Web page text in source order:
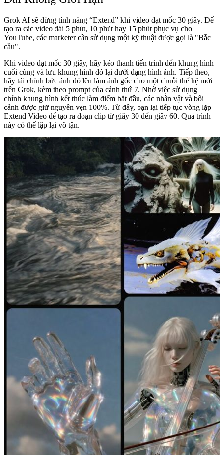
Grok AI sẽ dừng tính năng “Extend” khi video đạt mốc 30 giây. Để
tạo ra các video dài 5 phút, 10 phút hay 15 phút phục vụ cho
YouTube, các marketer cần sử dụng một kỹ thuật được gọi là "Bắc
cầu".
Khi video đạt mốc 30 giây, hãy kéo thanh tiến trình đến khung hình
cuối cùng và lưu khung hình đó lại dưới dạng hình ảnh. Tiếp theo,
hãy tải chính bức ảnh đó lên làm ảnh gốc cho một chuỗi thế hệ mới
trên Grok, kèm theo prompt của cảnh thứ 7. Nhờ việc sử dụng
chính khung hình kết thúc làm điểm bắt đầu, các nhân vật và bối
cảnh được giữ nguyên vẹn 100%. Từ đây, bạn lại tiếp tục vòng lặp
Extend Video để tạo ra đoạn clip từ giây 30 đến giây 60. Quá trình
này có thể lặp lại vô tận.